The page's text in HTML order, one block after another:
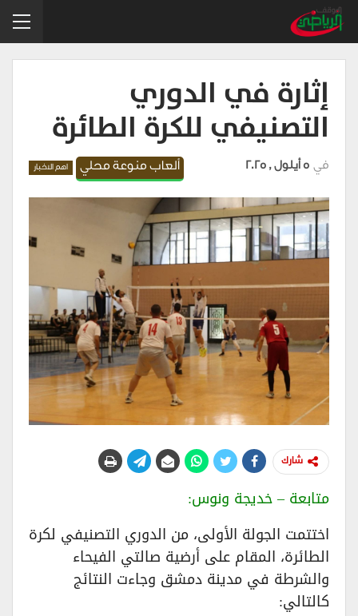
إثارة في الدوري
التصنيفي للكرة الطائرة
ألعاب منوعة محلي اهم الاخبار في 5 أيلول , 2025
شارك
متابعة – خديجة ونوس:
اختتمت الجولة الأولى، من الدوري التصنيفي لكرة
الطائرة، المقام على أرضية صالتي الفيحاء
والشرطة في مدينة دمشق وجاءت النتائج
كالتالي: